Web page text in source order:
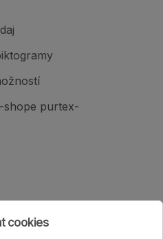
shope purtex-
cookies